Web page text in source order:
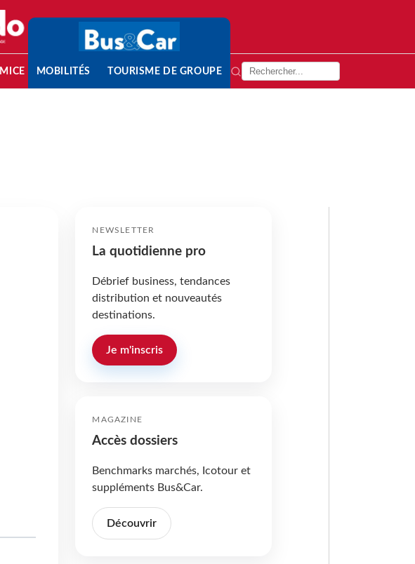
MICE MOBILITÉS TOURISME DE GROUPE
NEWSLETTER
La quotidienne pro
Débrief business, tendances
distribution et nouveautés
destinations.
Je m'inscris
MAGAZINE
Accès dossiers
Benchmarks marchés, Icotour et
suppléments Bus&Car.
Découvrir